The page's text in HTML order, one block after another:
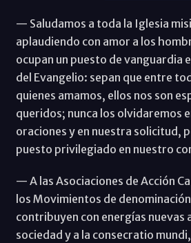
— Saludamos a toda la Iglesia
aplaudiendo con amor a los
ocupan un puesto de vanguardia
del Evangelio: sepan que entre
quienes amamos, ellos nos son
queridos; nunca los olvidaremos
oraciones y en nuestra solicitud,
puesto privilegiado en nuestro
— A las Asociaciones de Acción
los Movimientos de
contribuyen con energías nuevas
sociedad y a la consecratio